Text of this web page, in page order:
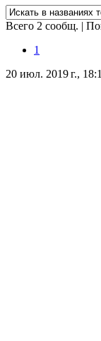
Всего 2 сообщ. |
1
20 июл. 2019 г.,